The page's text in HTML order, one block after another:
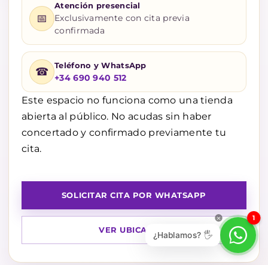
📅
Atención presencial
Exclusivamente con cita previa
confirmada
☎
Teléfono y WhatsApp
+34 690 940 512
Este espacio no funciona como una tienda
abierta al público. No acudas sin haber
concertado y confirmado previamente tu
cita.
SOLICITAR CITA POR WHATSAPP
VER UBICACIÓN
1
¿Hablamos? 🖐